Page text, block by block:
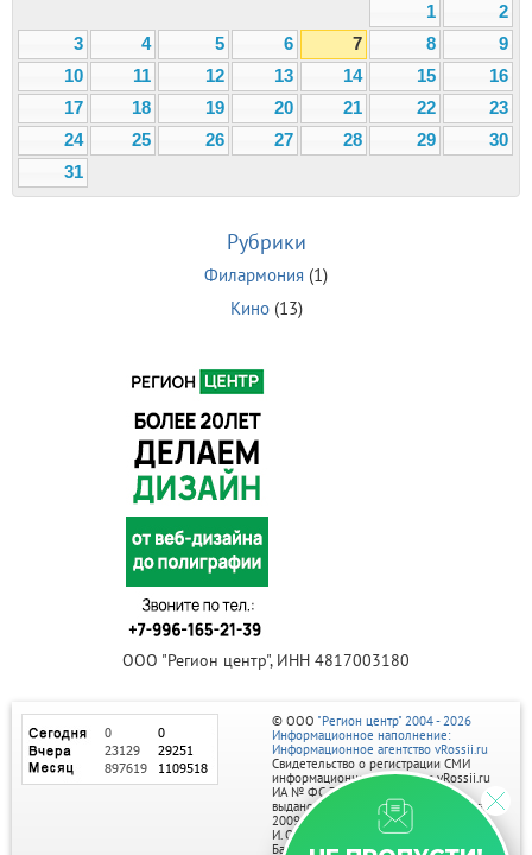
1
2
3
4 5 6 7 8
9
10
11 12 13 14 15
16
17
18 19 20 21 22
23
24
25 26 27 28 29
30
31
Рубрики
Филармония (1)
Кино(13)
ООО "Регион центр", ИНН 4817003180
© ООО "Регион центр" 2004 - 2026
Информационное наполнение:
Информационное агентство vRossii.ru
Свидетельство о регистрации СМИ
информационного агентства vRossii.ru
ИА № ФС 77‑35502
выдано РОСКОМНАДЗОРом 04 марта
2009г.
И. О. Главного редактора Нарыков А. Н.
Баннеры на портале размещаются на